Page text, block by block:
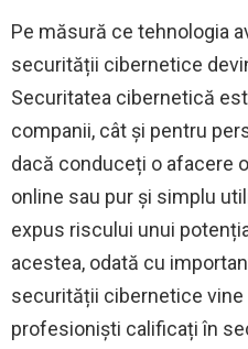
Pe măsură ce tehnologia
securității cibernetice
Securitatea cibernetică
companii, cât și pentru
dacă conduceți o afacere
online sau pur și simplu
expus riscului unui
acestea, odată cu
securității cibernetice vine
profesioniști calificați în